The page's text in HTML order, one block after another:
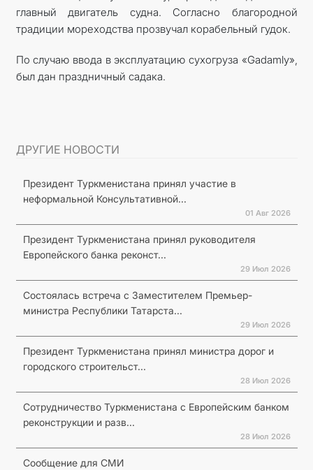
главный двигатель судна. Согласно благородной
традиции мореходства прозвучал корабельный гудок.
По случаю ввода в эксплуатацию сухогруза «Gadamly»,
был дан праздничный садака.
ДРУГИЕ НОВОСТИ
Президент Туркменистана принял участие в
неформальной Консультативной...
01 Авг 2026
Президент Туркменистана принял руководителя
Европейского банка реконст...
29 Июл 2026
Состоялась встреча с Заместителем Премьер-
министра Республики Татарста...
29 Июл 2026
Президент Туркменистана принял министра дорог и
городского строительст...
28 Июл 2026
Сотрудничество Туркменистана с Европейским банком
реконструкции и разв...
28 Июл 2026
Сообщение для СМИ